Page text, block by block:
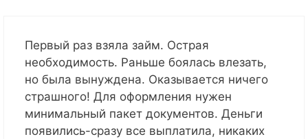
Первый раз взяла займ. Острая
необходимость. Раньше боялась влезать,
но была вынуждена. Оказывается ничего
страшного! Для оформления нужен
минимальный пакет документов. Деньги
появились-сразу все выплатила, никаких